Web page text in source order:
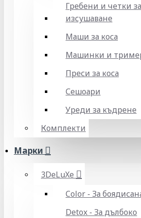
Гребени и четки за
изсушаване
Маши за коса
Машинки и
Преси за коса
Сешоари
Уреди за къдрене
Комплекти
Марки
3DeLuXe
Color - За
Detox - За дълбоко